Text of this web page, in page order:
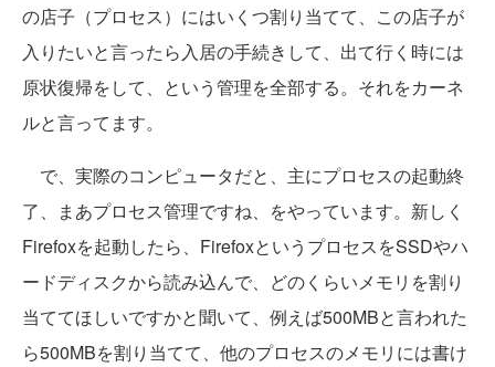
の店子（プロセス）にはいくつ割り当てて、この店子が
入りたいと言ったら入居の手続きして、出て行く時には
原状復帰をして、という管理を全部する。それをカーネ
ルと言ってます。
で、実際のコンピュータだと、主にプロセスの起動終
了、まあプロセス管理ですね、をやっています。新しく
Firefoxを起動したら、FirefoxというプロセスをSSDやハ
ードディスクから読み込んで、どのくらいメモリを割り
当ててほしいですかと聞いて、例えば500MBと言われた
ら500MBを割り当てて、他のプロセスのメモリには書け